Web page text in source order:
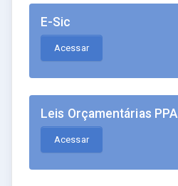
E-Sic
Acessar
Leis Orçamentárias PPA
Acessar